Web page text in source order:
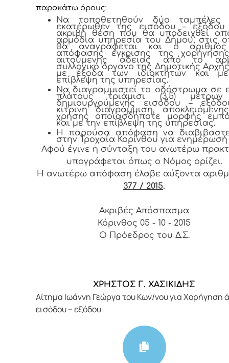
παρακάτω όρους:
Να τοποθετηθούν δύο ταμπέλες
εκατέρωθεν της εισόδου – εξόδου
ακριβή θέση που θα υποδειχθεί
αρμόδια υπηρεσία του Δήμου, στις
θα αναγράφεται και ο
απόφασης έγκρισης της
αιτούμενης άδειας από το
συλλογικό όργανο της Δημοτικής Αρχής
με έξοδα των ιδιοκτητών και
επίβλεψη της υπηρεσίας.
Να διαγραμμιστεί το οδόστρωμα σε
πλάτους τριάμισι (3,5)
δημιουργούμενης εισόδου –
κίτρινη διαγράμμιση,
χρήσης οποιασδήποτε μορφής
και με την επίβλεψη της υπηρεσίας.
Η παρούσα απόφαση να
στην Τροχαία Κορίνθου για ενημέρωσή
Αφού έγινε η σύνταξη του ανωτέρω
υπογράφεται όπως ο Νόμος ορίζει.
Η ανωτέρω απόφαση έλαβε αύξοντα
377 / 2015.
Ακριβές Απόσπασμα
Κόρινθος 05 - 10 - 2015
Ο Πρόεδρος του Δ.Σ.
ΧΡΗΣΤΟΣ Γ. ΧΑΣΙΚΙΔΗΣ
Αίτημα Ιωάννη Γεώργα του Κων/νου για Χορήγηση
εισόδου – εξόδου